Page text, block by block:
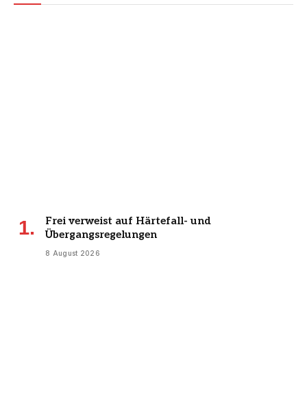
Frei verweist auf Härtefall- und
Übergangsregelungen
8 August 2026